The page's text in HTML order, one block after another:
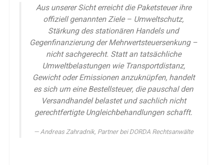
Aus unserer Sicht erreicht die Paketsteuer ihre
offiziell genannten Ziele – Umweltschutz,
Stärkung des stationären Handels und
Gegenfinanzierung der Mehrwertsteuersenkung –
nicht sachgerecht. Statt an tatsächliche
Umweltbelastungen wie Transportdistanz,
Gewicht oder Emissionen anzuknüpfen, handelt
es sich um eine Bestellsteuer, die pauschal den
Versandhandel belastet und sachlich nicht
gerechtfertigte Ungleichbehandlungen schafft.
Andreas Zahradnik, Partner bei DORDA Rechtsanwälte